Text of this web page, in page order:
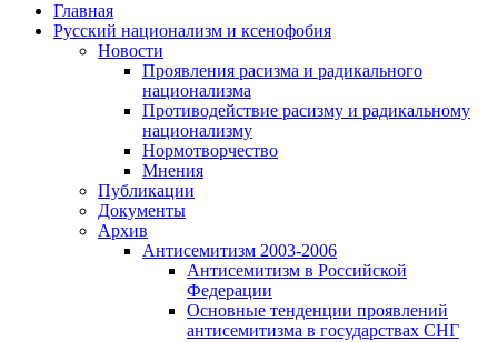
Главная
Русский национализм и ксенофобия
Новости
Проявления расизма и радикального
национализма
Противодействие расизму и радикальному
национализму
Нормотворчество
Мнения
Публикации
Документы
Архив
Антисемитизм 2003-2006
Антисемитизм в Российской
Федерации
Основные тенденции проявлений
антисемитизма в государствах СНГ